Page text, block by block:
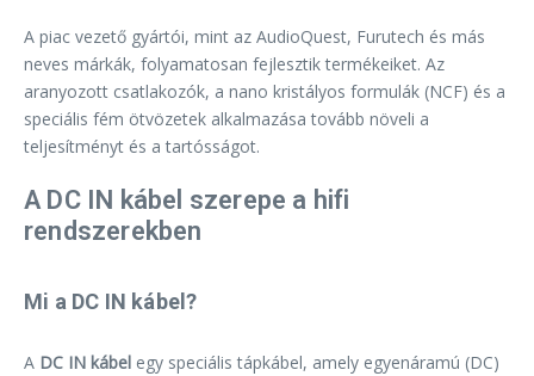
A piac vezető gyártói, mint az AudioQuest, Furutech és más
neves márkák, folyamatosan fejlesztik termékeiket. Az
aranyozott csatlakozók, a nano kristályos formulák (NCF) és a
speciális fém ötvözetek alkalmazása tovább növeli a
teljesítményt és a tartósságot.
A DC IN kábel szerepe a hifi
rendszerekben
Mi a DC IN kábel?
A DC IN kábel egy speciális tápkábel, amely egyenáramú (DC)